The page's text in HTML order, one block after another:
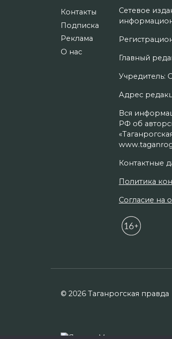
Контакты
Подписка
Реклама
О нас
Сетевое
Главный
Учредитель:
Адрес
Вся
РФ об
Контактные
Политика
Согласие на
© 2026 Таганрогская правда